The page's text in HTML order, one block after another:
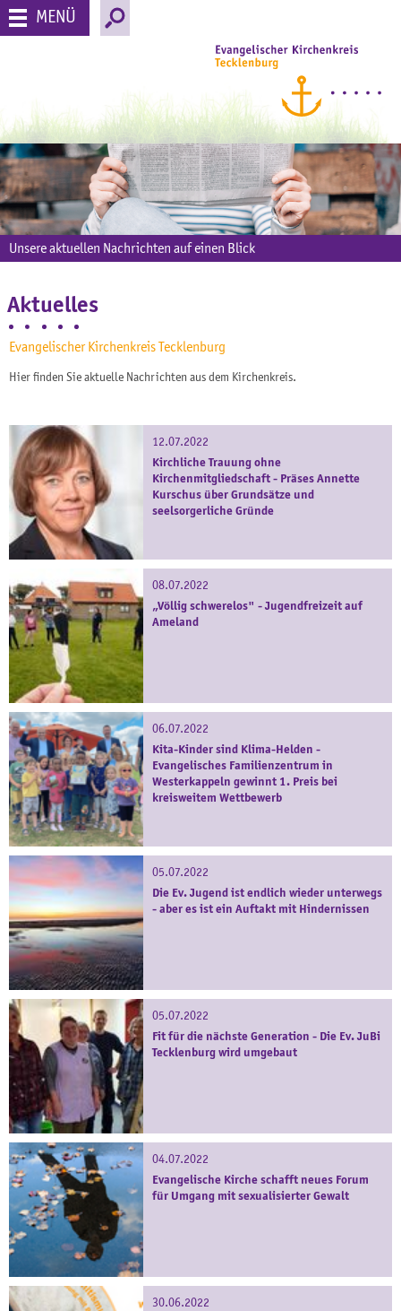
MENÜ
Unsere aktuellen Nachrichten auf einen Blick
Aktuelles
Evangelischer Kirchenkreis Tecklenburg
Hier finden Sie aktuelle Nachrichten aus dem Kirchenkreis.
12.07.2022
Kirchliche Trauung ohne
Kirchenmitgliedschaft - Präses Annette
Kurschus über Grundsätze und
seelsorgerliche Gründe
08.07.2022
„Völlig schwerelos" - Jugendfreizeit auf
Ameland
06.07.2022
Kita-Kinder sind Klima-Helden -
Evangelisches Familienzentrum in
Westerkappeln gewinnt 1. Preis bei
kreisweitem Wettbewerb
05.07.2022
Die Ev. Jugend ist endlich wieder unterwegs
- aber es ist ein Auftakt mit Hindernissen
05.07.2022
Fit für die nächste Generation - Die Ev. JuBi
Tecklenburg wird umgebaut
04.07.2022
Evangelische Kirche schafft neues Forum
für Umgang mit sexualisierter Gewalt
30.06.2022